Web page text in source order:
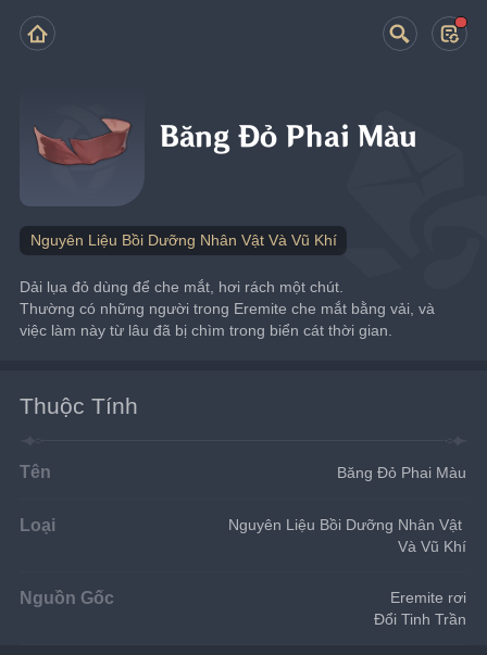
Băng Đỏ Phai Màu
Nguyên Liệu Bồi Dưỡng Nhân Vật Và Vũ Khí
Dải lụa đỏ dùng để che mắt, hơi rách một chút.
Thường có những người trong Eremite che mắt bằng vải, và
việc làm này từ lâu đã bị chìm trong biển cát thời gian.
Thuộc Tính
Tên Băng Đỏ Phai Màu
Loại
Nguyên Liệu Bồi Dưỡng Nhân Vật
Và Vũ Khí
Nguồn Gốc
Eremite rơi
Đổi Tinh Trần